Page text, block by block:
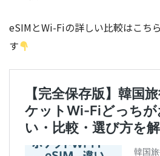
eSIMとWi-Fiの詳しい比較はこち
す